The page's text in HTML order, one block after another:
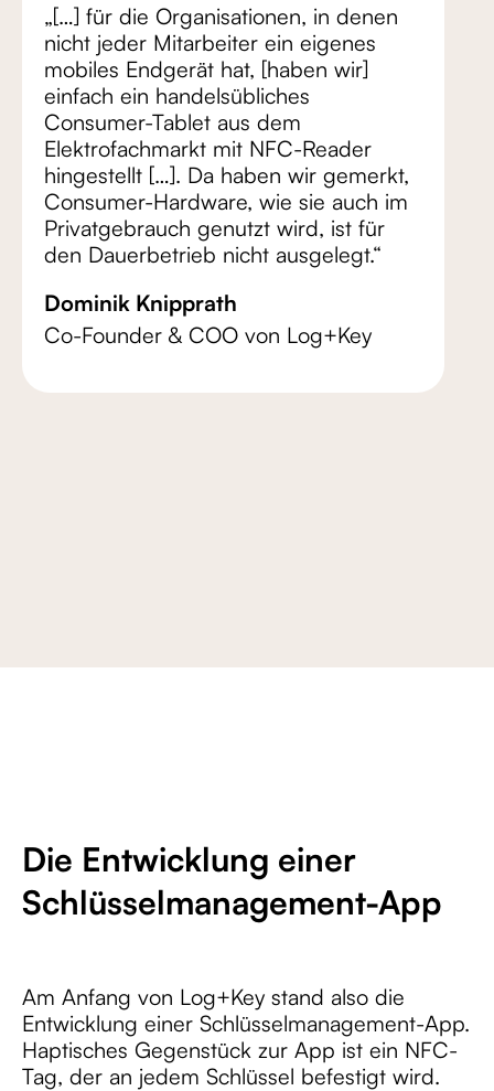
„[…] für die Organisationen, in denen
nicht jeder Mitarbeiter ein eigenes
mobiles Endgerät hat, [haben wir]
einfach ein handelsübliches
Consumer-Tablet aus dem
Elektrofachmarkt mit NFC-Reader
hingestellt […]. Da haben wir gemerkt,
Consumer-Hardware, wie sie auch im
Privatgebrauch genutzt wird, ist für
den Dauerbetrieb nicht ausgelegt.“
Dominik Knipprath
Co-Founder & COO von Log+Key
Die Entwicklung einer
Schlüsselmanagement-App
Am Anfang von Log+Key stand also die
Entwicklung einer Schlüsselmanagement-App.
Haptisches Gegenstück zur App ist ein NFC-
Tag, der an jedem Schlüssel befestigt wird.